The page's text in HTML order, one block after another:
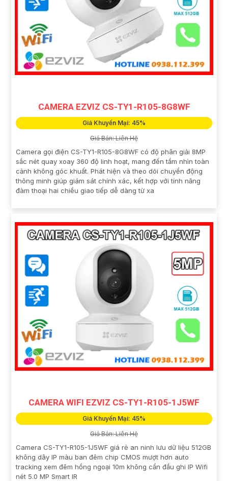
CAMERA EZVIZ CS-TY1-R105-8G8WF
Giá Khuyến Mại: 45%
Giá Bán: Liên Hệ
Camera gọi điện CS-TY1-R105-8G8WF có độ phân giải 8MP
sắc nét quay xoay 360 độ linh hoạt, mang đến tầm nhìn toàn
cảnh không góc khuất. Phát hiện và theo dõi chuyển động
thông minh giúp giám sát chính xác, kết hợp với tính năng
đàm thoại hai chiều giao tiếp dễ dàng từ xa
CAMERA WIFI EZVIZ CS-TY1-R105-1J5WF
Giá Khuyến Mại: 45%
Giá Bán: Liên Hệ
Camera CS-TY1-R105-1J5WF giá rẻ an ninh lưu dữ liệu 512GB
không dây IP màu ban đêm chip CMOS mượt hơn auto
tracking xem đêm hồng ngoại 10m không cần đầu ghi IP Wifi
nét 5.0 MP Smart IR